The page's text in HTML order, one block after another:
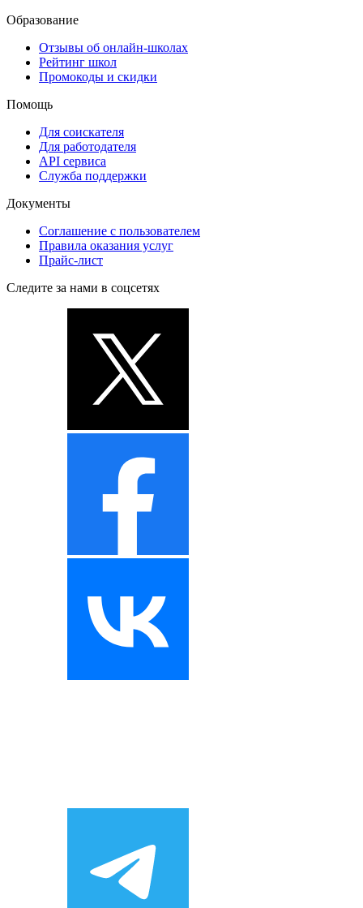
Образование
Отзывы об онлайн-школах
Рейтинг школ
Промокоды и скидки
Помощь
Для соискателя
Для работодателя
API сервиса
Служба поддержки
Документы
Соглашение с пользователем
Правила оказания услуг
Прайс-лист
Следите за нами в соцсетях